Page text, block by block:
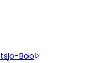
Boo